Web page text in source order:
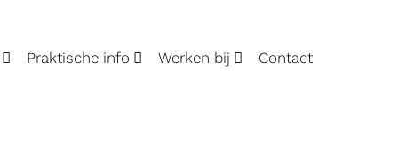
Praktische info Werken bij Contact